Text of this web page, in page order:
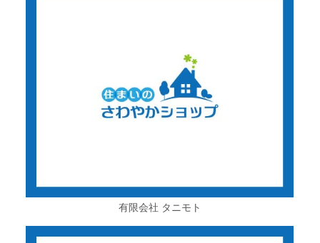
有限会社 タニモト